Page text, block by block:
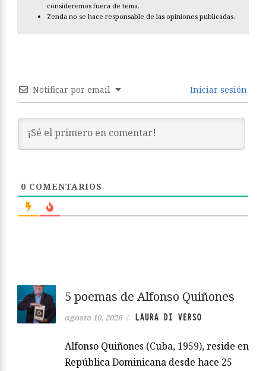
consideremos fuera de tema.
Zenda no se hace responsable de las opiniones publicadas.
Notificar por email Iniciar sesión
0 COMENTARIOS
5 poemas de Alfonso Quiñones
agosto 10, 2026 / LAURA DI VERSO
Alfonso Quiñones (Cuba, 1959), reside en
República Dominicana desde hace 25